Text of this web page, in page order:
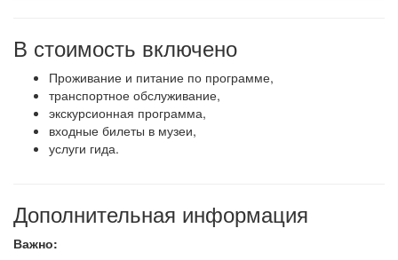
В стоимость включено
Проживание и питание по программе,
транспортное обслуживание,
экскурсионная программа,
входные билеты в музеи,
услуги гида.
Дополнительная информация
Важно: